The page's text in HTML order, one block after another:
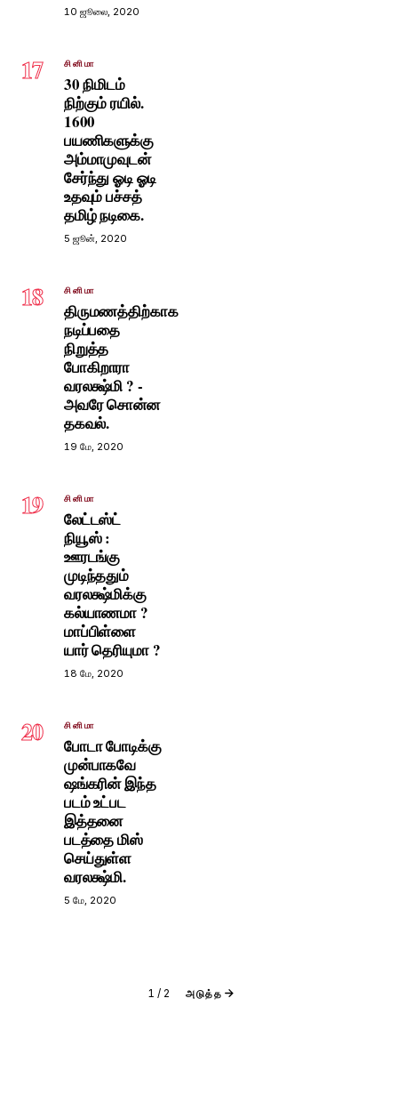
10 ஜூலை, 2020
17 சினிமா
30 நிமிடம்
நிற்கும் ரயில்.
1600
பயணிகளுக்கு
அம்மாமுவுடன்
சேர்ந்து ஓடி ஓடி
உதவும் பச்சத்
தமிழ் நடிகை.
5 ஜூன், 2020
18 சினிமா
திருமணத்திற்காக
நடிப்பதை
நிறுத்த
போகிறாரா
வரலக்ஷ்மி ? -
அவரே சொன்ன
தகவல்.
19 மே, 2020
19 சினிமா
லேட்டஸ்ட்
நியூஸ் :
ஊரடங்கு
முடிந்ததும்
வரலக்ஷ்மிக்கு
கல்யாணமா ?
மாப்பிள்ளை
யார் தெரியுமா ?
18 மே, 2020
20 சினிமா
போடா போடிக்கு
முன்பாகவே
ஷங்கரின் இந்த
படம் உட்பட
இத்தனை
படத்தை மிஸ்
செய்துள்ள
வரலக்ஷ்மி.
5 மே, 2020
1 / 2 அடுத்த